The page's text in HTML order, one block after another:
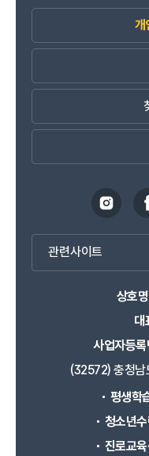
개
관련사이트
상호
대
사업자등
(32572) 충청남
평생학
청소년
진로교육